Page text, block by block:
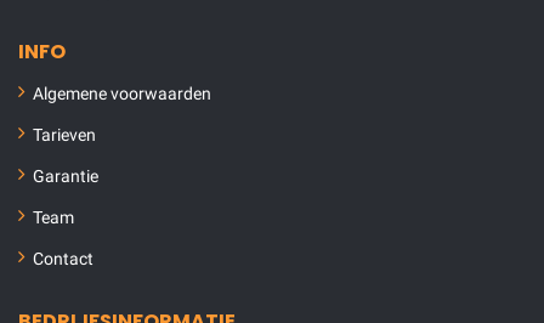
INFO
Algemene voorwaarden
Tarieven
Garantie
Team
Contact